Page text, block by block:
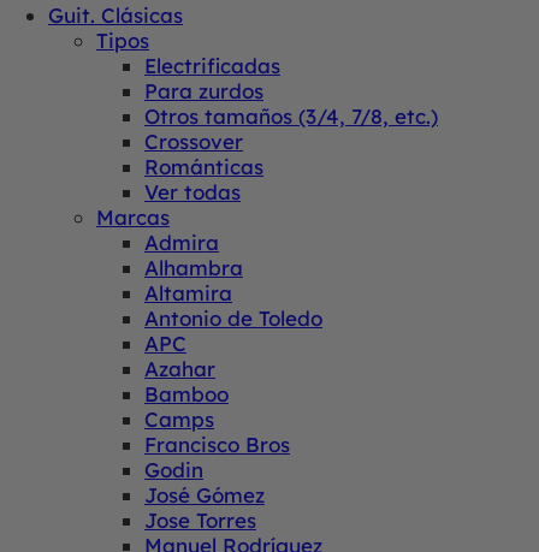
Guit. Clásicas
Tipos
Electrificadas
Para zurdos
Otros tamaños (3/4, 7/8, etc.)
Crossover
Románticas
Ver todas
Marcas
Admira
Alhambra
Altamira
Antonio de Toledo
APC
Azahar
Bamboo
Camps
Francisco Bros
Godin
José Gómez
Jose Torres
Manuel Rodríguez